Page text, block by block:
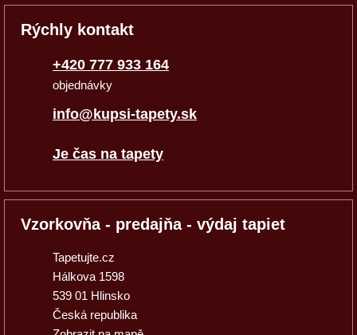
Rýchly kontakt
+420 777 933 164
objednávky
info@kupsi-tapety.sk
Je čas na tapety
Vzorkovňa - predajňa - výdaj tapiet
Tapetujte.cz
Hálkova 1598
539 01 Hlinsko
Česká republika